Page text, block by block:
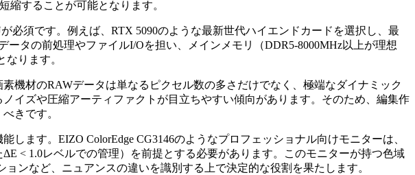
縮することが可能となります。
必須です。例えば、RTX 5090のような最新世代ハイエンドカードを選択し、最
タの前処理やファイルI/Oを担い、メインメモリ（DDR5-8000MHz以上が理想
ります。
機材のRAWデータは単なるピクセル数の多さだけでなく、極端なダイナミック
イズや圧縮アーティファクトが目立ちやすい傾向があります。そのため、編集作
きです。
ます。EIZO ColorEdge CG3146のようなプロフェッショナル向けモニターは、
< 1.0レベルでの管理）を前提とする必要があります。このモニターが持つ色域
ンなど、ニュアンスの違いを識別する上で決定的な役割を果たします。